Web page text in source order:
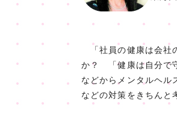
「社員の健康は会社
か？ 「健康は自分で
などからメンタルヘル
などの対策をきちんと